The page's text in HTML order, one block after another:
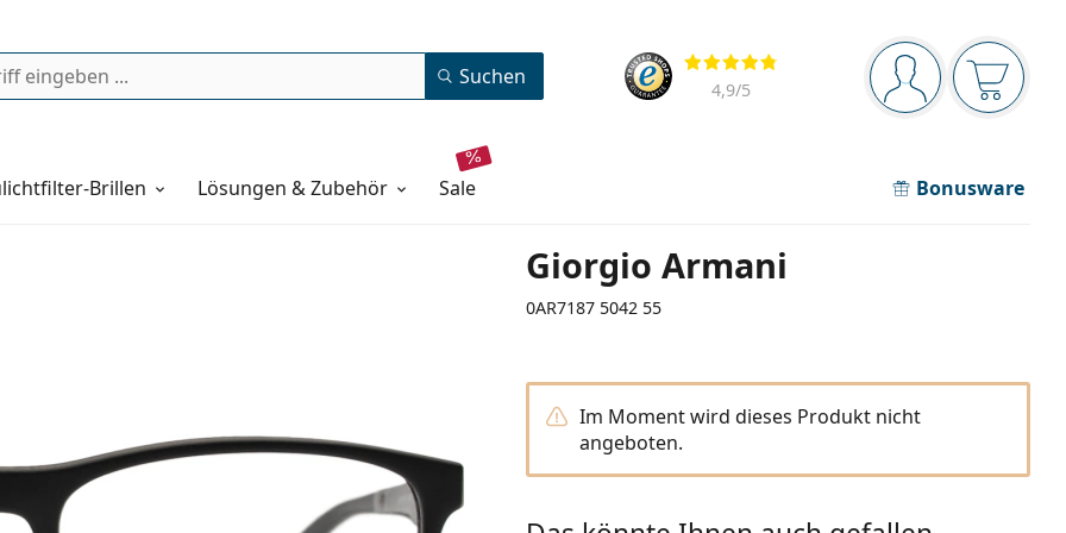
Navigationsleiste
Sie sind Der
Bewertung
4,9/5
Suchen
Brillen Lösungen & Zubehör sale Bonusware
Giorgio Armani
0AR7187 5042 55
Im Moment wird dieses Produkt nicht
angeboten.